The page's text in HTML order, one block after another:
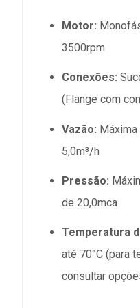
Motor:
3500rpm
Conexões:
(Flange com
Vazão:
5,0m³/h
Pressão:
de 20,0mca
Temperatura
até 70°C (para
consultar